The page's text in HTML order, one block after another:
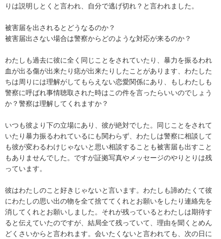
りは説明しとくと言われ、自分で逃げ切れ？と言われました。
被害届を出されるとどうなるのか？
被害届出さない場合は警察からどのような対応が来るのか？
わたしも過去に彼に全く同じことをされていたり、暴力を振るわれ
血が出る傷が出来たり痣が出来たりしたことがあります、わたした
ちは周りには理解がしてもらえない恋愛関係にあり、もしわたしも
警察に呼ばれ事情聴取された時はこの件を言ったらいいのでしょう
か？警察は理解してくれますか？
いつも彼より下の立場にあり、彼が絶対でした。同じことをされて
いたり暴力振るわれているにも関わらず、わたしは警察に相談して
も彼が変わるわけじゃないと思い相談することも被害届も出すこと
もありませんでした。ですが証拠写真やメッセージのやりとりは残
っています。
彼はわたしのこと好きじゃないと言います。わたしも諦めたくて彼
にわたしの思い出の物を全て捨ててくれとお願いをしたり連絡先を
消してくれとお願いしました。それが残っているとわたしは期待す
ると伝えていたのですが、結局全て残っていて、理由を聞くとめん
どくさいからと言われます。会いたくないと言われても、次の日に